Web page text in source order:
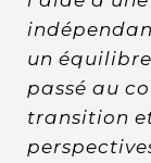
un
passé au
transition